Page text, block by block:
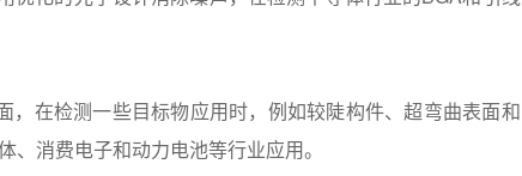
在检测一些目标物应用时，例如较陡构件、超弯曲表面和
消费电子和动力电池等行业应用。